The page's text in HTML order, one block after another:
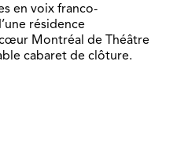
en voix franco-
résidence
Montréal de Théâtre
cabaret de clôture.